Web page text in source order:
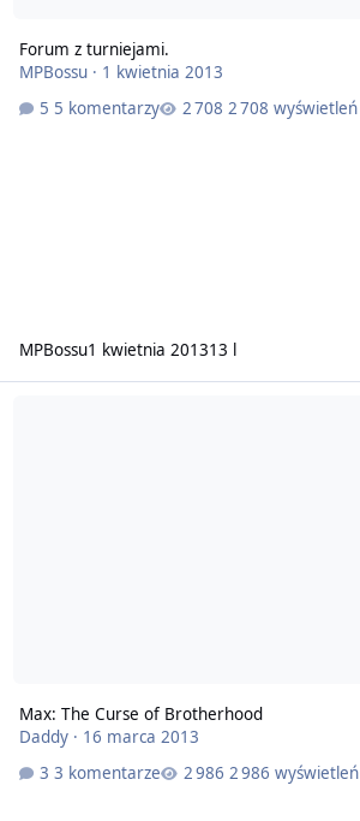
Forum z turniejami.
MPBossu · 1 kwietnia 2013
5 komentarzy
2 708 wyświetleń
MPBossu1 kwietnia 201313 l
Max: The Curse of Brotherhood
Daddy · 16 marca 2013
3 komentarze
2 986 wyświetleń